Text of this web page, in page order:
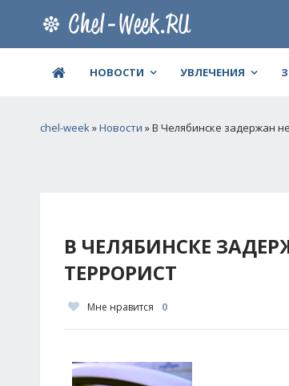
НОВОСТИ УВЛЕЧЕНИЯ
chel-week»Новости » В Челябинске задержан
В ЧЕЛЯБИНСКЕ
ТЕРРОРИСТ
Мне нравится 0